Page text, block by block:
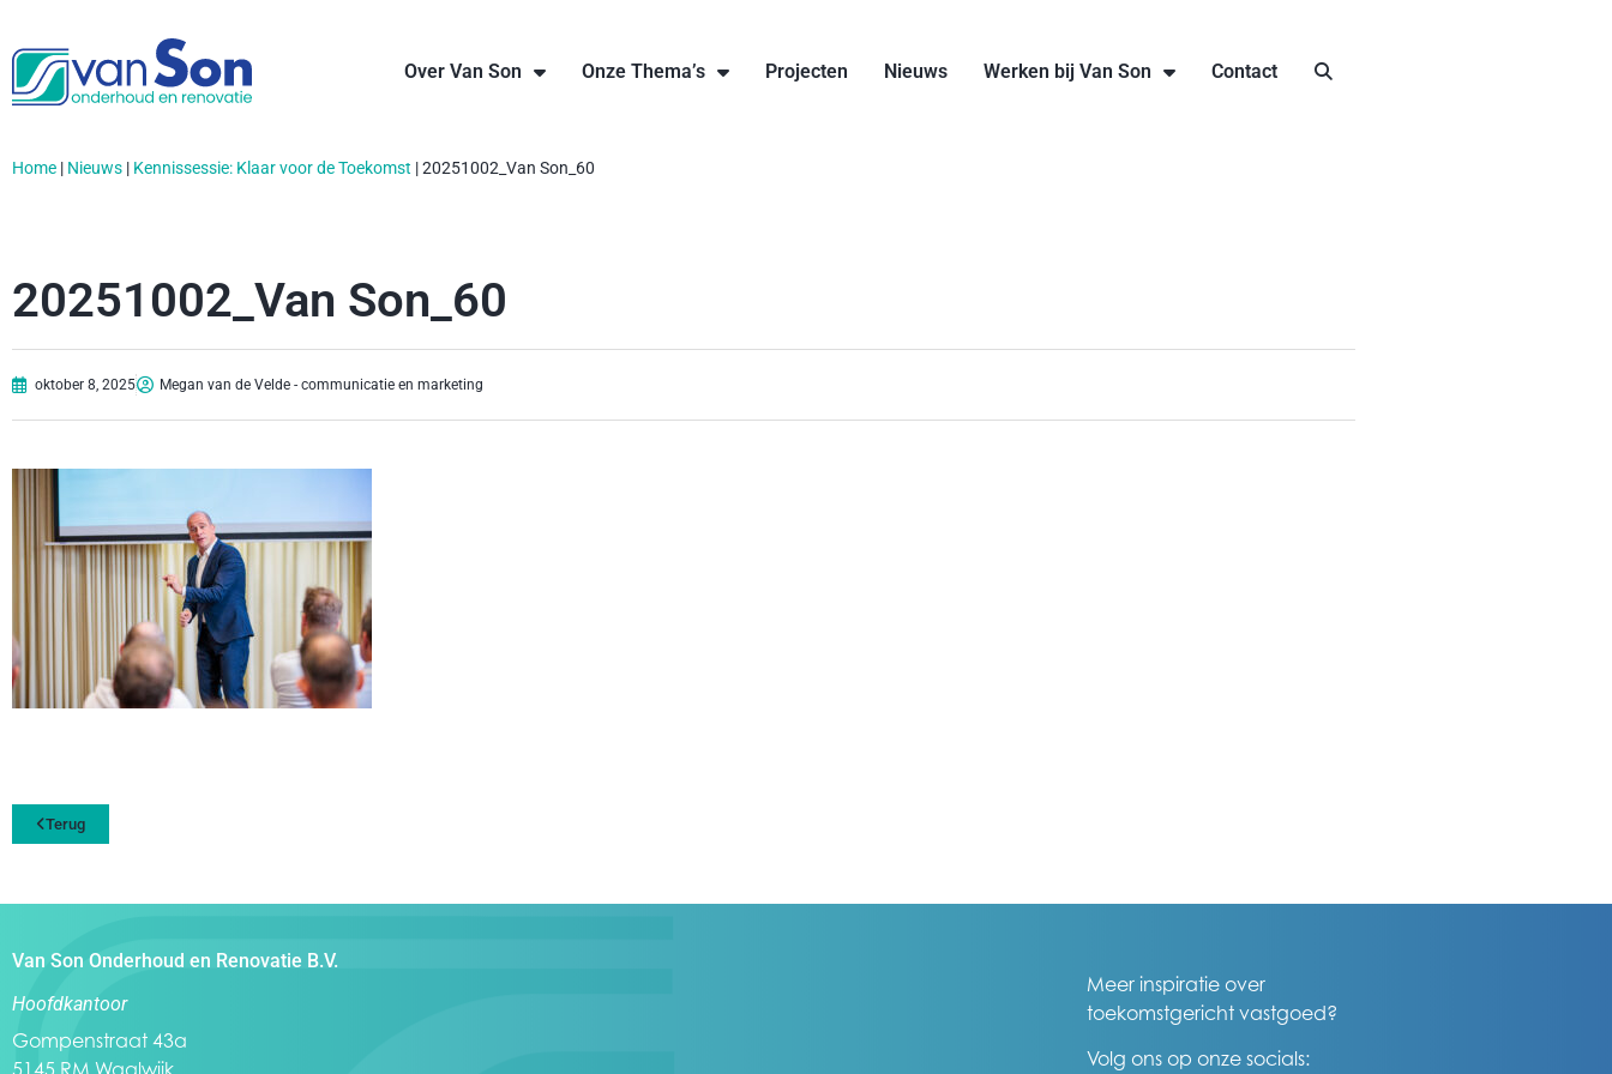
Over Van Son Onze Thema’s Projecten Nieuws Werken bij Van Son Contact
Home | Nieuws | Kennissessie: Klaar voor de Toekomst |20251002_Van Son_60
20251002_Van Son_60
oktober 8, 2025 Megan van de Velde - communicatie en marketing
Terug
Van Son Onderhoud en Renovatie B.V.
Hoofdkantoor
Gompenstraat 43a
Meer inspiratie over
toekomstgericht vastgoed?
Volg ons op onze socials: